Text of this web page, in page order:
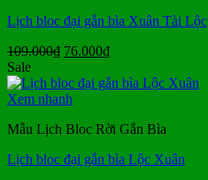
Lịch bloc đại gắn bìa Xuân Tài Lộc
109.000₫ Giá
là:
109.000₫.
76.000₫Giá
tại
Sale
Xem nhanh
Mẫu Lịch Bloc Rời Gắn Bìa
Lịch bloc đại gắn bìa Lộc Xuân